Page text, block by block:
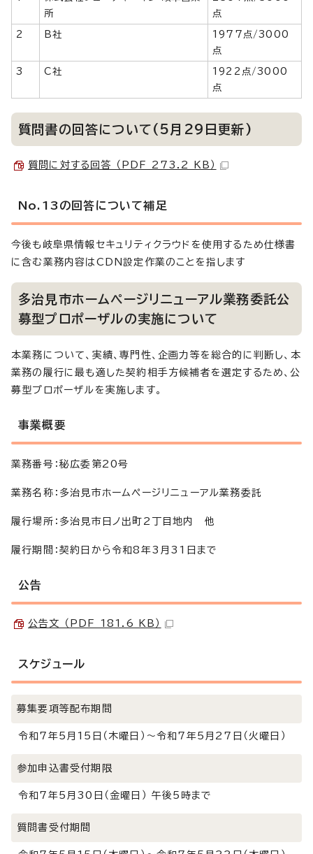
所
点
2 B社
1977点/3000
点
3 C社
1922点/3000
点
質問書の回答について(5月29日更新)
質問に対する回答 （PDF 273.2 KB）
No.13の回答について補足
今後も岐阜県情報セキュリティクラウドを使用するため仕様書
に含む業務内容はCDN設定作業のことを指します
多治見市ホームページリニューアル業務委託公
募型プロポーザルの実施について
本業務について、実績、専門性、企画力等を総合的に判断し、本
業務の履行に最も適した契約相手方候補者を選定するため、公
募型プロポーザルを実施します。
事業概要
業務番号：秘広委第20号
業務名称：多治見市ホームページリニューアル業務委託
履行場所：多治見市日ノ出町2丁目地内 他
履行期間：契約日から令和8年3月31日まで
公告
公告文 （PDF 181.6 KB）
スケジュール
募集要項等配布期間
令和7年5月15日（木曜日）～令和7年5月27日（火曜日）
参加申込書受付期限
令和7年5月30日（金曜日） 午後5時まで
質問書受付期間